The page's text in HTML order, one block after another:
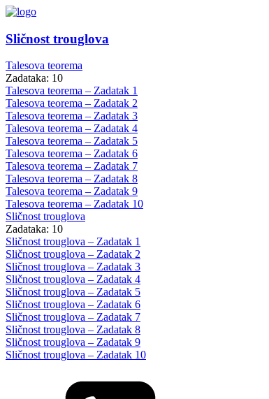
Sličnost trouglova
Talesova teorema
Zadataka: 10
Talesova teorema – Zadatak 1
Talesova teorema – Zadatak 2
Talesova teorema – Zadatak 3
Talesova teorema – Zadatak 4
Talesova teorema – Zadatak 5
Talesova teorema – Zadatak 6
Talesova teorema – Zadatak 7
Talesova teorema – Zadatak 8
Talesova teorema – Zadatak 9
Talesova teorema – Zadatak 10
Sličnost trouglova
Zadataka: 10
Sličnost trouglova – Zadatak 1
Sličnost trouglova – Zadatak 2
Sličnost trouglova – Zadatak 3
Sličnost trouglova – Zadatak 4
Sličnost trouglova – Zadatak 5
Sličnost trouglova – Zadatak 6
Sličnost trouglova – Zadatak 7
Sličnost trouglova – Zadatak 8
Sličnost trouglova – Zadatak 9
Sličnost trouglova – Zadatak 10